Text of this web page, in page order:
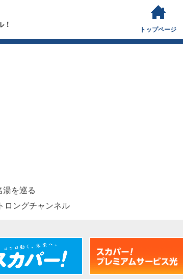
！
トップページ
を巡る
ロングチャンネル